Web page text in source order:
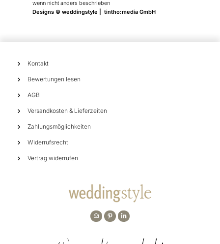
wenn nicht anders beschrieben
Designs © weddingstyle | tintho:media GmbH
Kontakt
Bewertungen lesen
AGB
Versandkosten & Lieferzeiten
Zahlungsmöglichkeiten
Widerrufsrecht
Vertrag widerrufen